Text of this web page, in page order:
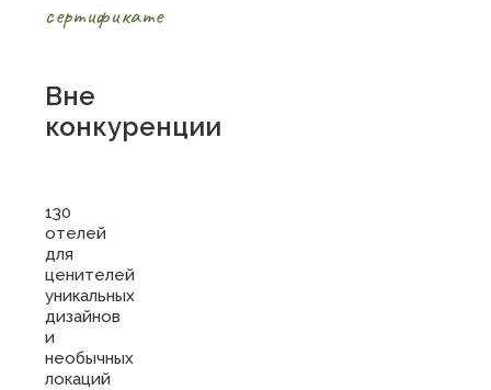
сертификате
Вне
конкуренции
130
отелей
для
ценителей
уникальных
дизайнов
и
необычных
локаций